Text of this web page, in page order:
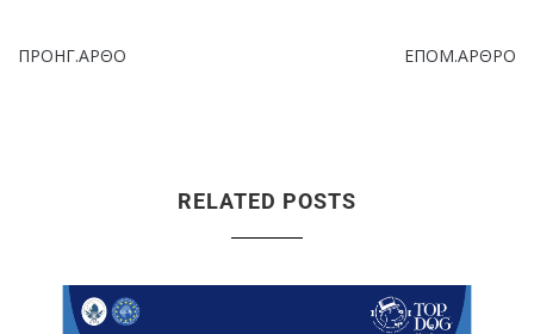
ΠΡΟΗΓ.ΑΡΘΟ ΕΠΟΜ.ΑΡΘΡΟ
RELATED POSTS